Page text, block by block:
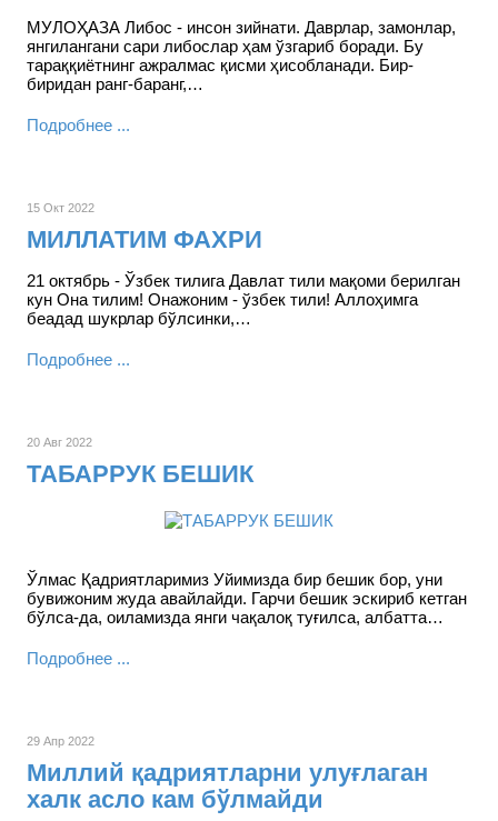
МУЛОҲАЗА Либос - инсон зийнати. Даврлар, замонлар,
янгилангани сари либослар ҳам ўзгариб боради. Бу
тараққиётнинг ажралмас қисми ҳисобланади. Бир-
биридан ранг-баранг,…
Подробнее ...
15 Окт 2022
МИЛЛАТИМ ФАХРИ
21 октябрь - Ўзбек тилига Давлат тили мақоми берилган
кун Она тилим! Онажоним - ўзбек тили! Аллоҳимга
беадад шукрлар бўлсинки,…
Подробнее ...
20 Авг 2022
ТАБАРРУК БЕШИК
Ўлмас Қадриятларимиз Уйимизда бир бешик бор, уни
бувижоним жуда авайлайди. Гарчи бешик эскириб кетган
бўлса-да, оиламизда янги чақалоқ туғилса, албатта…
Подробнее ...
29 Апр 2022
Миллий қадриятларни улуғлаган
халк асло кам бўлмайди